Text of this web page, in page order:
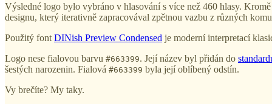
Výsledné logo bylo vybráno v hlasování s více než 460 hlasy.
designu, který iterativně zapracovával zpětnou vazbu z různých
Použitý font DINish Preview Condensed je moderní interpretací
Logo nese fialovou barvu #663399. Její název byl přidán do
šestých narozenin. Fialová #663399 byla její oblíbený odstín.
Vy brečíte? My taky.